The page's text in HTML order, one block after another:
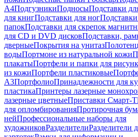
А4ПодгузникиПодносыПодставки
для книгПодставки для ног
папокПодставки для скрепок
для CD и DVD дисковПодставки,
дверныеПокрытия на унитаз
водыПортмоне из натуральной кожи
плакатыПортфели и папки для
из кожиПортфели пластиковые
А3ПортфолиоПринадлежности для
пластикаПринтеры лазерные
лазерные цветныеПриставки Смарт-
для опломбированияПротирочная
нейПрофессиональные наборы для
художниковРазделителиРазделители